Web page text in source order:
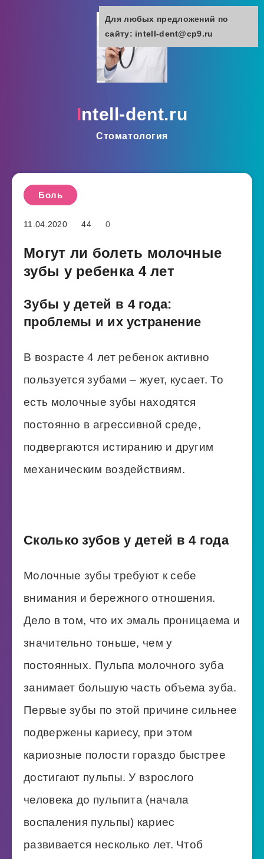
intell-dent.ru
Стоматология
Боль
11.04.2020 44 0
Могут ли болеть молочные
зубы у ребенка 4 лет
Зубы у детей в 4 года:
проблемы и их устранение
В возрасте 4 лет ребенок активно
пользуется зубами – жует, кусает. То
есть молочные зубы находятся
постоянно в агрессивной среде,
подвергаются истиранию и другим
механическим воздействиям.
Сколько зубов у детей в 4 года
Молочные зубы требуют к себе
внимания и бережного отношения.
Дело в том, что их эмаль проницаема и
значительно тоньше, чем у
постоянных. Пульпа молочного зуба
занимает большую часть объема зуба.
Первые зубы по этой причине сильнее
подвержены кариесу, при этом
кариозные полости гораздо быстрее
достигают пульпы. У взрослого
человека до пульпита (начала
воспаления пульпы) кариес
развивается несколько лет. Чтоб
Для любых предложений по
сайту: intell-dent@cp9.ru